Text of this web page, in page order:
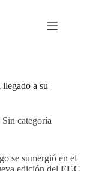
a su
Sin categoría
se sumergió en el
edición del FEC